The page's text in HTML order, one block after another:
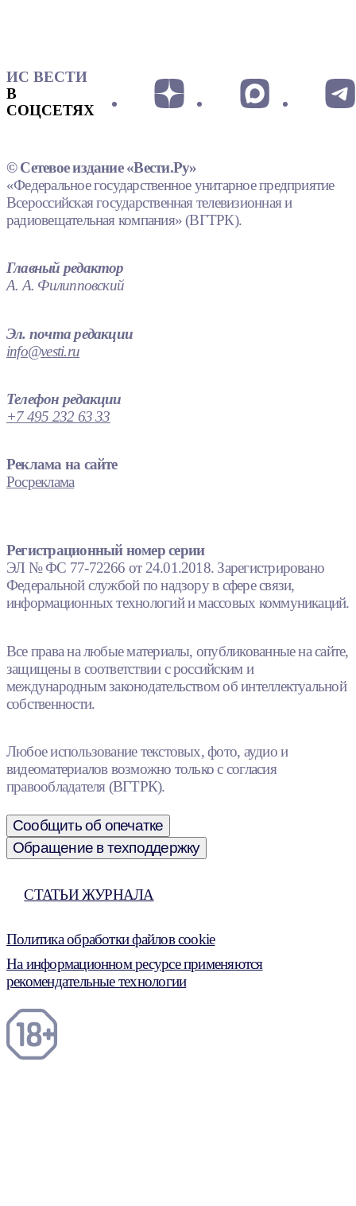
ИС ВЕСТИ
В
СОЦСЕТЯХ
© Сетевое издание «Вести.Ру»
«Федеральное государственное унитарное предприятие
Всероссийская государственная телевизионная и
радиовещательная компания» (ВГТРК).
Главный редактор
А. А. Филипповский
Эл. почта редакции
info@vesti.ru
Телефон редакции
+7 495 232 63 33
Реклама на сайте
Росреклама
Регистрационный номер серии
ЭЛ № ФС 77-72266 от 24.01.2018. Зарегистрировано
Федеральной службой по надзору в сфере связи,
информационных технологий и массовых коммуникаций.
Все права на любые материалы, опубликованные на сайте,
защищены в соответствии с российским и
международным законодательством об интеллектуальной
собственности.
Любое использование текстовых, фото, аудио и
видеоматериалов возможно только с согласия
правообладателя (ВГТРК).
Сообщить об опечатке
Обращение в техподдержку
СТАТЬИ ЖУРНАЛА
Политика обработки файлов cookie
На информационном ресурсе применяются
рекомендательные технологии